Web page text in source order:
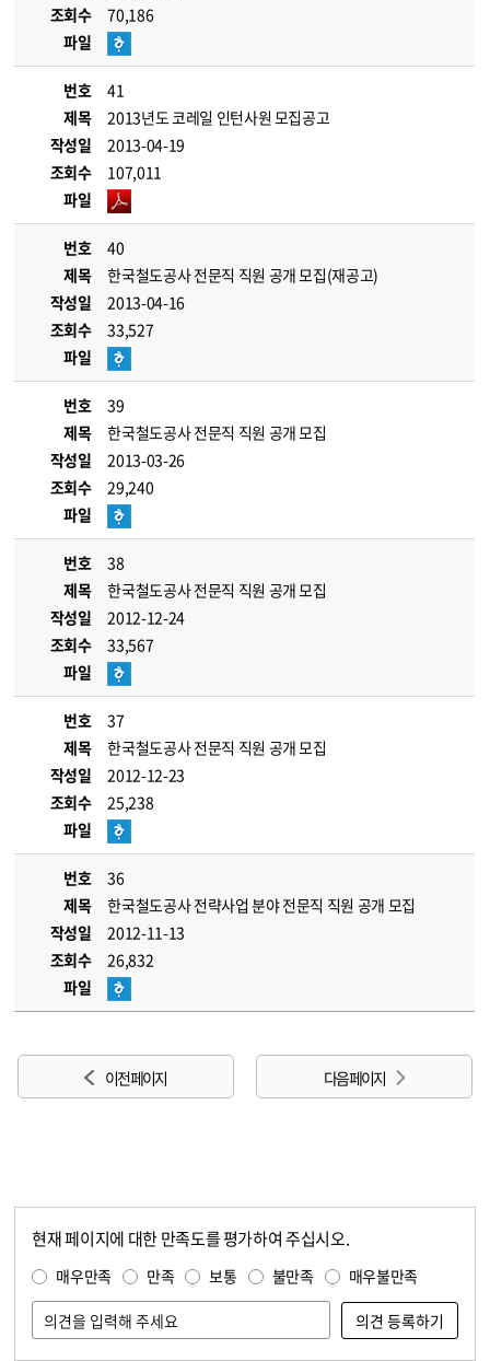
조회수
70,186
파일
번호
41
제목
2013년도 코레일 인턴사원 모집공고
작성일
2013-04-19
조회수
107,011
파일
번호
40
제목
한국철도공사 전문직 직원 공개 모집(재공고)
작성일
2013-04-16
조회수
33,527
파일
번호
39
제목
한국철도공사 전문직 직원 공개 모집
작성일
2013-03-26
조회수
29,240
파일
번호
38
제목
한국철도공사 전문직 직원 공개 모집
작성일
2012-12-24
조회수
33,567
파일
번호
37
제목
한국철도공사 전문직 직원 공개 모집
작성일
2012-12-23
조회수
25,238
파일
번호
36
제목
한국철도공사 전략사업 분야 전문직 직원 공개 모집
작성일
2012-11-13
조회수
26,832
파일
이전 페이지 다음 페이지
현재 페이지에 대한 만족도를 평가하여 주십시오.
매우만족 만족 보통 불만족 매우불만족